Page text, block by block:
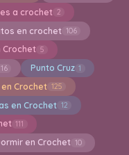
a crochet 2
en crochet 106
Crochet 5
16 Punto Cruz 1
Crochet 125
en Crochet 12
111
en Crochet 10